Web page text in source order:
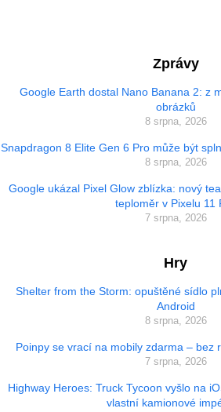
Zprávy
Google Earth dostal Nano Banana 2: z
obrázků
8 srpna, 2026
Snapdragon 8 Elite Gen 6 Pro může být
8 srpna, 2026
Google ukázal Pixel Glow zblízka: nový
teploměr v Pixelu 11
7 srpna, 2026
Hry
Shelter from the Storm: opuštěné sídlo
Android
8 srpna, 2026
Poinpy se vrací na mobily zdarma – bez
7 srpna, 2026
Highway Heroes: Truck Tycoon vyšlo na
vlastní kamionové